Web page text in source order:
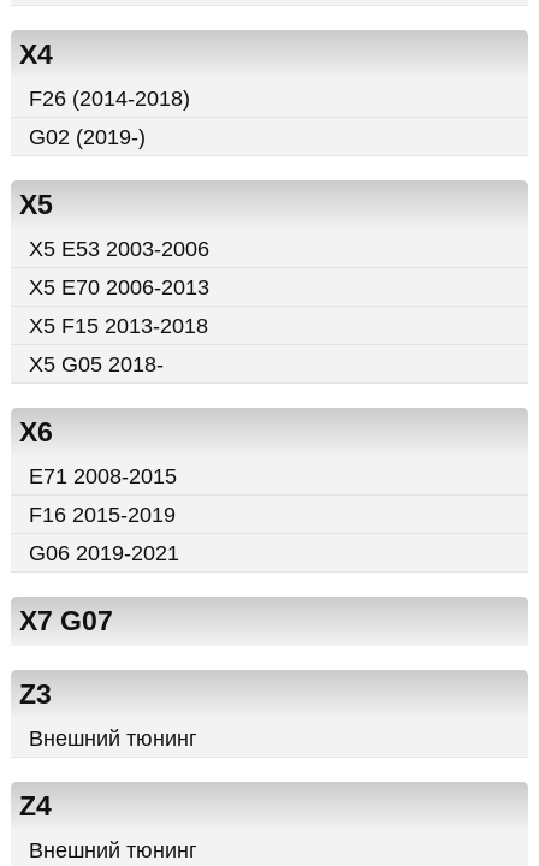
X4
F26 (2014-2018)
G02 (2019-)
X5
X5 E53 2003-2006
X5 E70 2006-2013
X5 F15 2013-2018
X5 G05 2018-
X6
E71 2008-2015
F16 2015-2019
G06 2019-2021
X7 G07
Z3
Внешний тюнинг
Z4
Внешний тюнинг